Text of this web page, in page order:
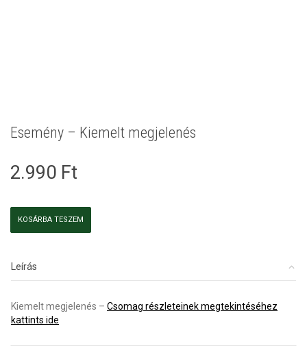
Esemény – Kiemelt megjelenés
2.990 Ft
Esemény
mennyiség
KOSÁRBA TESZEM
Leírás
Kiemelt megjelenés – Csomag részleteinek megtekintéséhez
kattints ide